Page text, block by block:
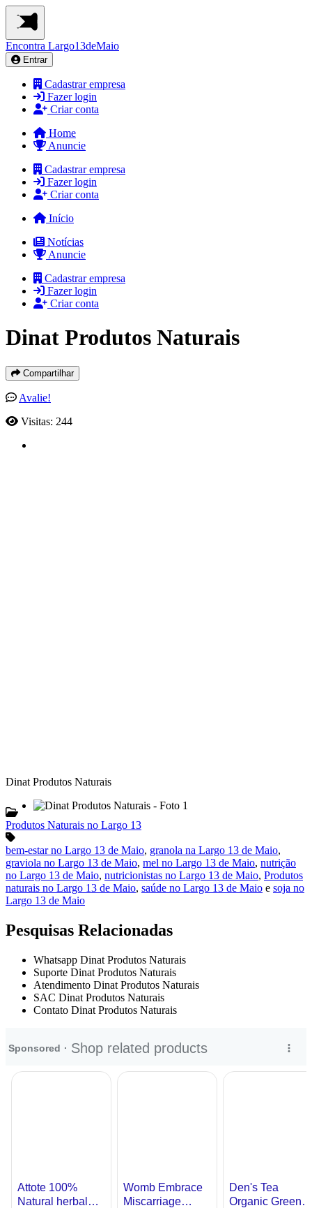
Encontra Largo13deMaio
Entrar
Cadastrar empresa
Fazer login
Criar conta
Home
Anuncie
Cadastrar empresa
Fazer login
Criar conta
Início
Notícias
Anuncie
Cadastrar empresa
Fazer login
Criar conta
Dinat Produtos Naturais
Compartilhar
Avalie!
Visitas: 244
Dinat Produtos Naturais
Produtos Naturais no Largo 13
bem-estar no Largo 13 de Maio, granola na Largo 13 de Maio,
graviola no Largo 13 de Maio, mel no Largo 13 de Maio, nutrição
no Largo 13 de Maio, nutricionistas no Largo 13 de Maio, Produtos
naturais no Largo 13 de Maio, saúde no Largo 13 de Maio e soja no
Largo 13 de Maio
Pesquisas Relacionadas
Whatsapp Dinat Produtos Naturais
Suporte Dinat Produtos Naturais
Atendimento Dinat Produtos Naturais
SAC Dinat Produtos Naturais
Contato Dinat Produtos Naturais